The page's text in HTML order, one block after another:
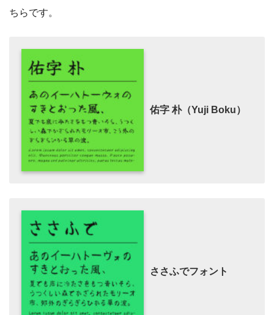
ちらです。
佑字 朴（Yuji Boku）
ささふでフォント